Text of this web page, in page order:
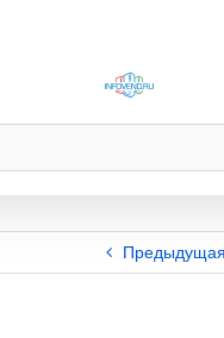
Предыдущая